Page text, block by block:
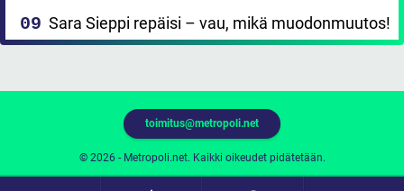
Sara Sieppi repäisi – vau, mikä muodonmuutos!
© 2026 - Metropoli.net. Kaikki oikeudet pidätetään.
toimitus@metropoli.net